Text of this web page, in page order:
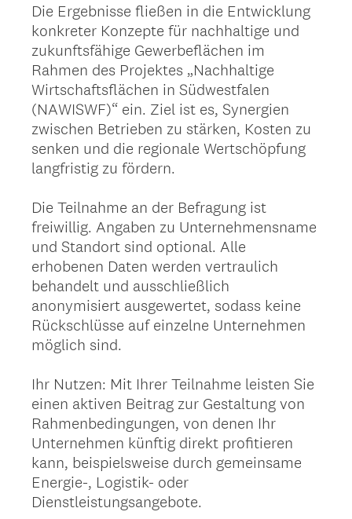
Die Ergebnisse fließen in die Entwicklung
konkreter Konzepte für nachhaltige und
zukunftsfähige Gewerbeflächen im
Rahmen des Projektes „Nachhaltige
Wirtschaftsflächen in Südwestfalen
(NAWISWF)“ ein. Ziel ist es, Synergien
zwischen Betrieben zu stärken, Kosten zu
senken und die regionale Wertschöpfung
langfristig zu fördern.
Die Teilnahme an der Befragung ist
freiwillig. Angaben zu Unternehmensname
und Standort sind optional. Alle
erhobenen Daten werden vertraulich
behandelt und ausschließlich
anonymisiert ausgewertet, sodass keine
Rückschlüsse auf einzelne Unternehmen
möglich sind.
Ihr Nutzen: Mit Ihrer Teilnahme leisten Sie
einen aktiven Beitrag zur Gestaltung von
Rahmenbedingungen, von denen Ihr
Unternehmen künftig direkt profitieren
kann, beispielsweise durch gemeinsame
Energie-, Logistik- oder
Dienstleistungsangebote.